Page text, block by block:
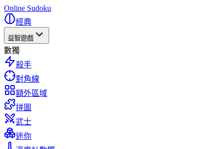
Online Sudoku
經典
益智遊戲
數獨
殺手
對角線
額外區域
拼圖
武士
迷你